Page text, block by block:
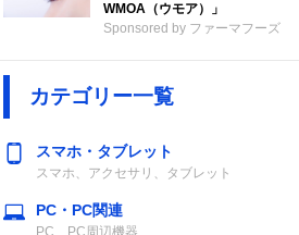
WMOA（ウモア）」
Sponsored by ファーマフーズ
カテゴリー一覧
スマホ・タブレット
スマホ、アクセサリ、タブレット
PC・PC関連